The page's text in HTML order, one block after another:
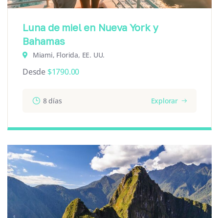
Luna de miel en Nueva York y
Bahamas
Miami, Florida, EE. UU.
Desde $1790.00
8 días Explorar